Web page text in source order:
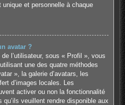
unique et personnelle à chaque
avatar ?
l’utilisateur, sous « Profil », vous
une des quatre méthodes
», la galerie d’avatars, les
d’images locales. Les
activer ou non la fonctionnalité
veuillent rendre disponible aux